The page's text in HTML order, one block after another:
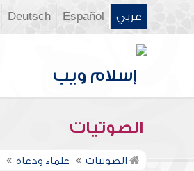
عربي Español
Deutsch
الصوتيات
الصوتيات علماء ودعاة